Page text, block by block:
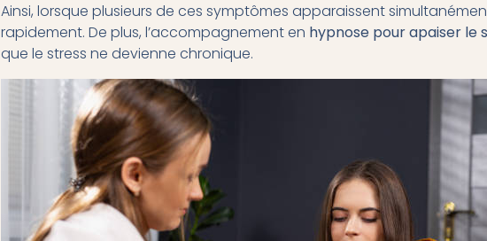
Ainsi, lorsque plusieurs de ces symptômes apparaissent
rapidement. De plus, l’accompagnement en hypnose pour apaiser le
que le stress ne devienne chronique.